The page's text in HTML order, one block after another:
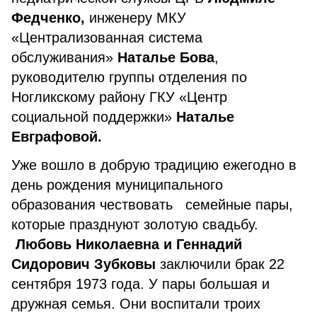
Федченко, инженеру МКУ
«Централизованная система
обслуживания» Наталье Бова,
руководителю группы отделения по
Ногликскому району ГКУ «Центр
социальной поддержки» Наталье
Евграфовой.
Уже вошло в добрую традицию ежегодно в
день рождения муниципального
образования чествовать семейные пары,
которые празднуют золотую свадьбу.
Любовь Николаевна и Геннадий
Сидорович Зубковы заключили брак 22
сентября 1973 года. У пары большая и
дружная семья. Они воспитали троих